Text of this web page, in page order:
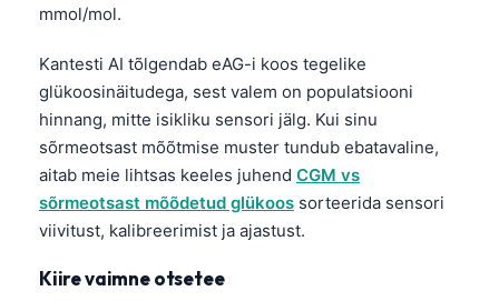
mmol/mol.
Kantesti AI tõlgendab eAG-i koos tegelike
glükoosinäitudega, sest valem on populatsiooni
hinnang, mitte isikliku sensori jälg. Kui sinu
sõrmeotsast mõõtmise muster tundub ebatavaline,
aitab meie lihtsas keeles juhend CGM vs
sõrmeotsast mõõdetud glükoos sorteerida sensori
viivitust, kalibreerimist ja ajastust.
Kiire vaimne otsetee